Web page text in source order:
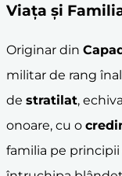
Viața și
Originar din
militar de rang
de stratilat,
onoare, cu o
familia pe principii